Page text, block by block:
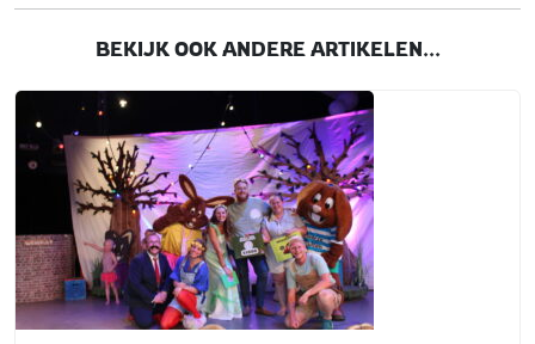
BEKIJK OOK ANDERE ARTIKELEN...